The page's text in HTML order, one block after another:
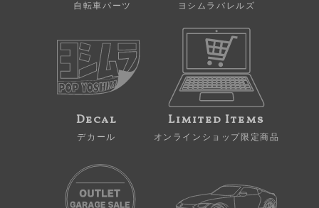
自転車パーツ ヨシムラバレルズ
Decal
デカール
Limited Items
オンラインショップ限定商品